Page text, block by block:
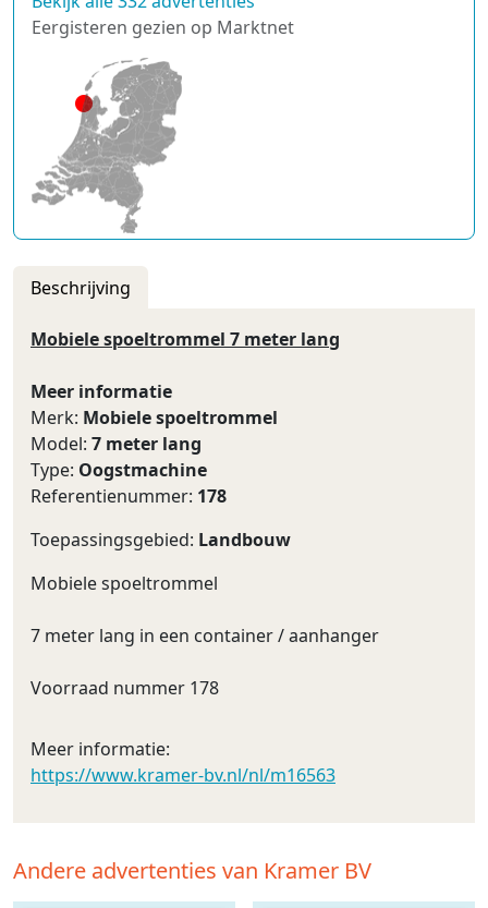
Eergisteren gezien op Marktnet
Beschrijving
Mobiele spoeltrommel 7 meter lang
Meer informatie
Merk: Mobiele spoeltrommel
Model: 7 meter lang
Type: Oogstmachine
Referentienummer: 178
Toepassingsgebied: Landbouw
Mobiele spoeltrommel
7 meter lang in een container / aanhanger
Voorraad nummer 178
Meer informatie:
https://www.kramer-bv.nl/nl/m16563
Andere advertenties van Kramer BV